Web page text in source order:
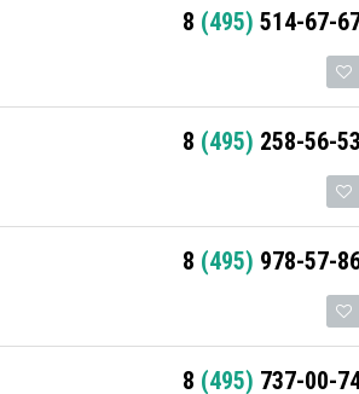
8 (495) 514-67-
8 (495) 258-56-53
8 (495) 978-57-
8 (495) 737-00-